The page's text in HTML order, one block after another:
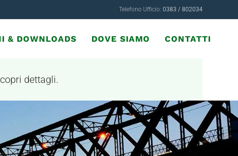
Telefono Ufficio: 0383 / 802034
& DOWNLOADS DOVE SIAMO CONTATTI
dettagli.